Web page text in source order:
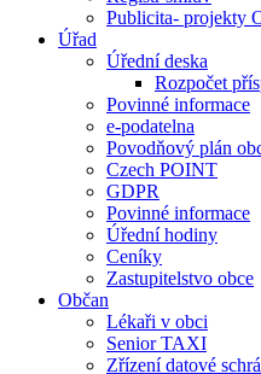
Publicita- projekty
Úřad
Úřední deska
Rozpočet
Povinné informace
e-podatelna
Povodňový plán
Czech POINT
GDPR
Povinné informace
Úřední hodiny
Ceníky
Zastupitelstvo obce
Občan
Lékaři v obci
Senior TAXI
Zřízení datové